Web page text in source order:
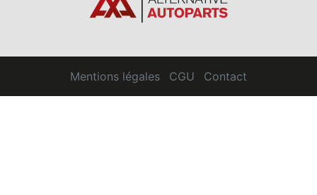
Mentions légales CGU Contact